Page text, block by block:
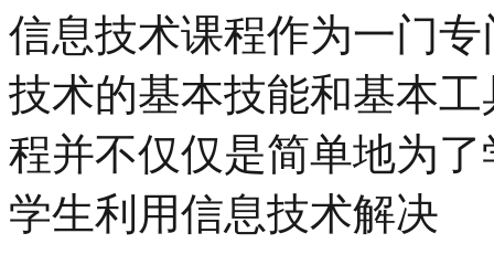
信息技术课程作为一门
技术的基本技能和基本
程并不仅仅是简单地为
学生利用信息技术解决